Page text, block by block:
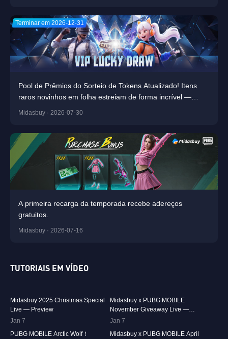
Terminar em 2026-12-31
Pool de Prêmios do Sorteio de Tokens Atualizado! Itens
raros novinhos em folha estreiam de forma incrível —
Midasbuy · 2026-07-30
A primeira recarga da temporada recebe adereços
gratuitos.
Midasbuy · 2026-07-16
TUTORIAIS EM VÍDEO
Midasbuy 2025 Christmas Special
Live — Preview
Jan 7
Midasbuy x PUBG MOBILE
November Giveaway Live —
Preview Now!
Jan 7
74.7K
PUBG MOBILE Arctic Wolf！
42.2K
Midasbuy x PUBG MOBILE April